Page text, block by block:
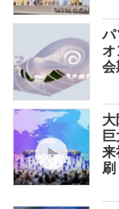
パ
オ
会
来
刷